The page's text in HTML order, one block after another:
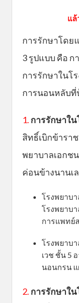
แล้
การรักษาโดย
3 รูปแบบ คือ ก
การรักษาในโ
การนอนหลับที่
1. การรักษาใ
สิทธิ์เบิกข้ารา
พยาบาลเอกช
ค่อนข้างนานเ
โรงพยาบ
โรงพยาบ
การแพทย์
โรงพยาบ
เวช ชั้น 5
นอนกรน
2. การรักษาใ